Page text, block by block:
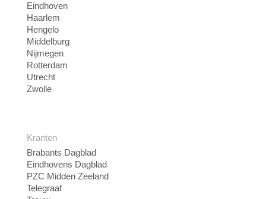
Eindhoven
Haarlem
Hengelo
Middelburg
Nijmegen
Rotterdam
Utrecht
Zwolle
Kranten
Brabants Dagblad
Eindhovens Dagblad
PZC Midden Zeeland
Telegraaf